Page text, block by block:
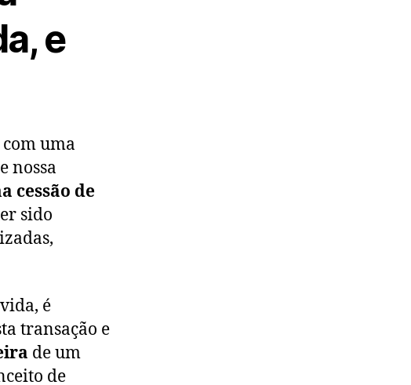
e
uma
nossa
cessão de
sido
é
transação e
de um
de